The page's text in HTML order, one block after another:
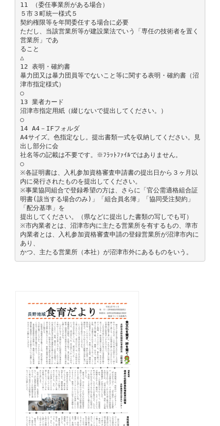
11 （委任事業所がある場合）
５市３町統一様式５
契約権限等を年間委任する場合に必要
ただし、当該営業所等が建設業法でいう「専任の技術者を置く
営業所」であ
ること
△
12 表明・確約書
暴力団又は暴力団員等でないこと等に関する表明・確約書（沼
津市指定様式）
○
13 業者カード
沼津市指定用紙（綴じないで提出してください。）
○
14 A4－IFフォルダ
A4サイズ。色指定なし。提出書類一式を収納してください。見
出し部分に会
社名等の記載は不要です。※ﾌﾗｯﾄﾌｧｲﾙではありません。
○
※各証明書は、入札参加資格審査申請書の提出日から３ヶ月以
内に発行されたものを提出してください。
※事業協同組合で登録希望の方は、さらに「官公需適格組合証
明書(該当する場合のみ)」「組合員名簿」「協同受注契約」
「配分基準」を
提出してください。（県などに提出した書類の写しでも可）
※市内業者とは、沼津市内に主たる営業所を有するもの、準市
内業者とは、入札参加資格審査申請の登録営業所が沼津市内に
あり、